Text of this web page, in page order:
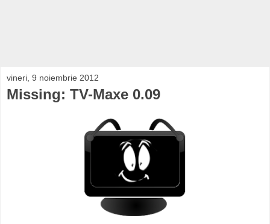
vineri, 9 noiembrie 2012
Missing: TV-Maxe 0.09